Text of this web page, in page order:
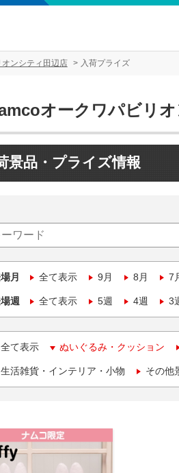
ンシティ田辺店 入荷プライズ
オークワパビリ
景品・プライズ情報
場月 全て表示 9月 8月 7
場週 全て表示 5週 4週 3
全て表示 ぬいぐるみ・クッション
生活雑貨・インテリア・小物 その他